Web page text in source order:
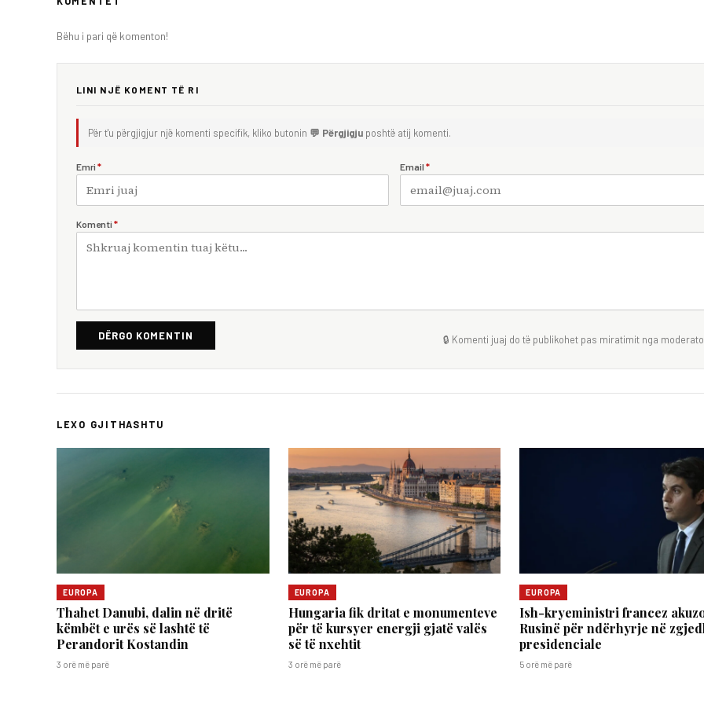
Bëhu i pari që komenton!
LINI NJË KOMENT TË RI
Për t'u përgjigjur një komenti specifik, kliko butonin 💬 Përgjigju poshtë atij komenti.
Emri * Email *
Komenti *
DËRGO KOMENTIN 🔒 Komenti juaj do të publikohet pas miratimit nga
LEXO GJITHASHTU
EUROPA
Thahet Danubi, dalin në dritë
këmbët e urës së lashtë të
Perandorit Kostandin
3 orë më parë
EUROPA
Hungaria fik dritat e monumenteve
për të kursyer energji gjatë valës
së të nxehtit
3 orë më parë
EUROPA
Ish-kryeministri francez
Rusinë për ndërhyrje në
presidenciale
5 orë më parë